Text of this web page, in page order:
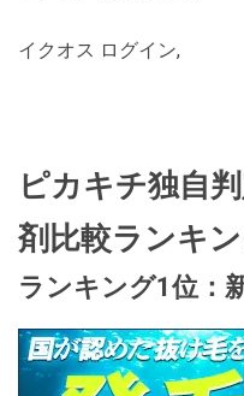
イクオス ログイン,
ピカキチ独自
剤比較ランキ
ランキング1位：